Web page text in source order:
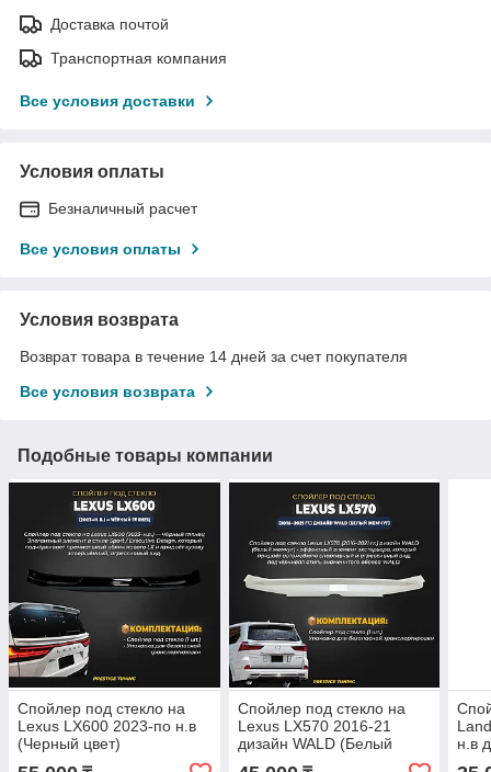
Доставка почтой
Транспортная компания
Все условия доставки
Условия оплаты
Безналичный расчет
Все условия оплаты
Условия возврата
Возврат товара в течение 14 дней за счет покупателя
Все условия возврата
Подобные товары компании
Спойлер под стекло на
Lexus LX600 2023-по н.в
(Черный цвет)
Спойлер под стекло на
Lexus LX570 2016-21
дизайн WALD (Белый
н.в